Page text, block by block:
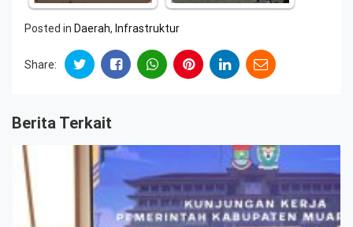
Posted in Daerah, Infrastruktur
Share:
Berita Terkait